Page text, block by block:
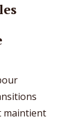
maintient